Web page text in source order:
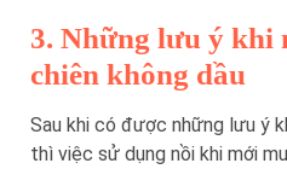
3. Những lưu ý khi
chiên không dầu
Sau khi có được những lưu ý
thì việc sử dụng nồi khi mới